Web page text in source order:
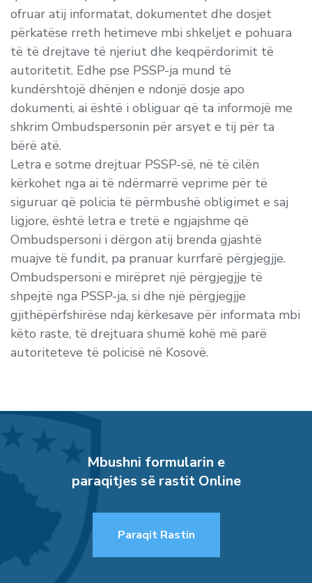
ofruar atij informatat, dokumentet dhe dosjet
përkatëse rreth hetimeve mbi shkeljet e pohuara
të të drejtave të njeriut dhe keqpërdorimit të
autoritetit. Edhe pse PSSP-ja mund të
kundërshtojë dhënjen e ndonjë dosje apo
dokumenti, ai është i obliguar që ta informojë me
shkrim Ombudspersonin për arsyet e tij për ta
bërë atë.
Letra e sotme drejtuar PSSP-së, në të cilën
kërkohet nga ai të ndërmarrë veprime për të
siguruar që policia të përmbushë obligimet e saj
ligjore, është letra e tretë e ngjajshme që
Ombudspersoni i dërgon atij brenda gjashtë
muajve të fundit, pa pranuar kurrfarë përgjegjje.
Ombudspersoni e mirëpret një përgjegjje të
shpejtë nga PSSP-ja, si dhe një përgjegjje
gjithëpërfshirëse ndaj kërkesave për informata mbi
këto raste, të drejtuara shumë kohë më parë
autoriteteve të policisë në Kosovë.
Mbushni formularin e
paraqitjes së rastit Online
Paraqit Rastin